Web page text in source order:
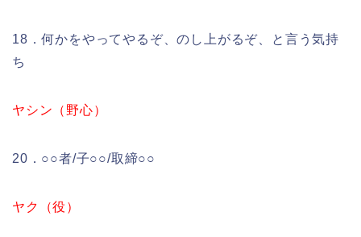
18．何かをやってやるぞ、のし上がるぞ、と言う気持
ち
ヤシン（野心）
20．○○者/子○○/取締○○
ヤク（役）